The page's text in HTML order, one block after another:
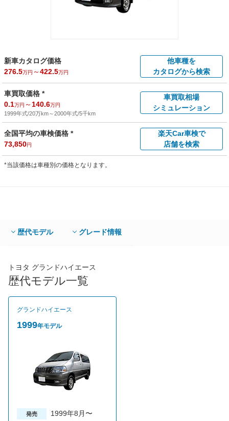
新車カタログ価格
276.5万円 ～422.5万円
他車種を
カタログから検索
車買取価格 *
0.1万円 ～ 140.6万円
1999年式/20万km～2000年式/5千km
車買取相場
シミュレーション
全国平均の車検価格 *
73,850円
楽天Car車検で
店舗を検索
*当該価格は車種別の価格となります。
歴代モデル グレード情報
トヨタ グランドハイエース
歴代モデル一覧
グランドハイエース
1999年モデル
発売 1999年8月〜